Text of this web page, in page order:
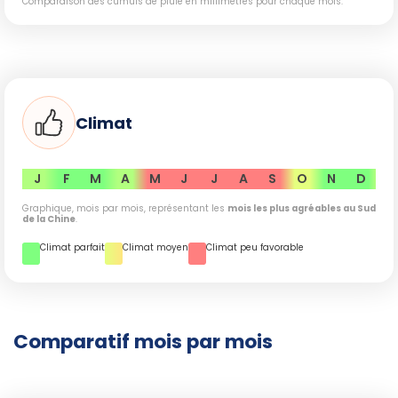
Que vous soyez intéressé par les paysages bucoliques des
rizières ou les panoramas époustouflants des montagnes,
le sud de la Chine offre des mois variés propices à la
sélection de périodes selon les notes et conseils pratiques
Climat
J F M A M J J A S O N D
Graphique, mois par mois, représentant les mois les plus agréables au Sud
de la Chine.
Climat parfait Climat moyen Climat peu favorable
Comparatif mois par mois